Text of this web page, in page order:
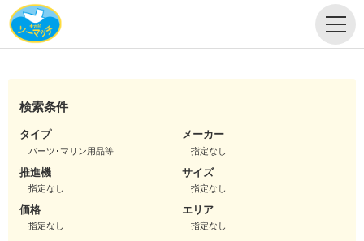
検索条件
タイプ
パーツ･マリン用品等
メーカー
指定なし
推進機
指定なし
サイズ
指定なし
価格
指定なし
エリア
指定なし